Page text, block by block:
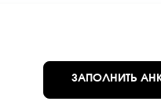
ЗАПОЛНИТЬ